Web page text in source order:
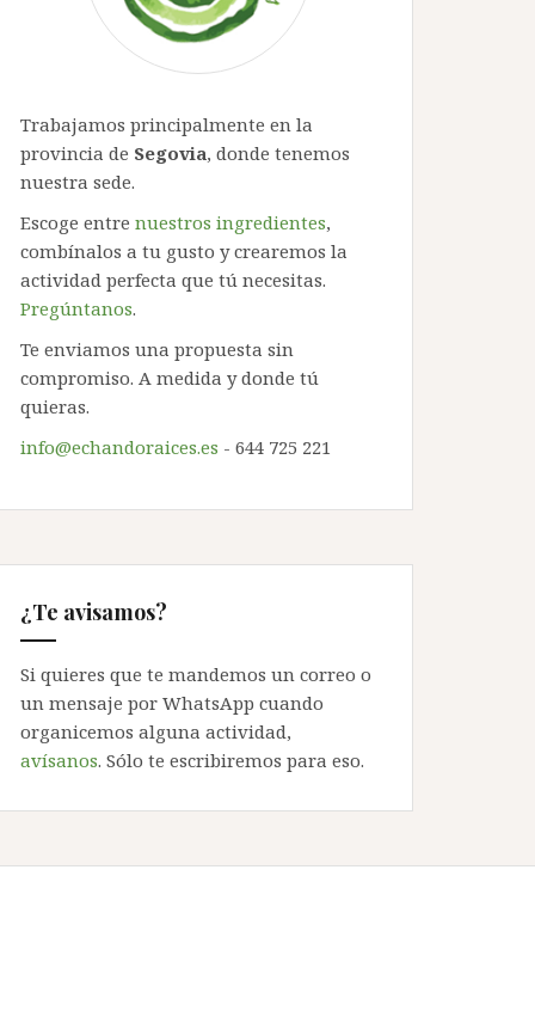
Trabajamos principalmente en la
provincia de Segovia, donde tenemos
nuestra sede.
Escoge entre nuestros ingredientes,
combínalos a tu gusto y crearemos la
actividad perfecta que tú necesitas.
Pregúntanos.
Te enviamos una propuesta sin
compromiso. A medida y donde tú
quieras.
info@echandoraices.es - 644 725 221
¿Te avisamos?
Si quieres que te mandemos un correo o
un mensaje por WhatsApp cuando
organicemos alguna actividad,
avísanos. Sólo te escribiremos para eso.